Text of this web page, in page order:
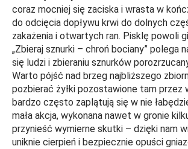
coraz mocniej się zaciska i wrasta w
do odcięcia dopływu krwi do dolnych
zakażenia i otwartych ran. Pisklę powoli
„Zbieraj sznurki – chroń bociany” polega
się ludzi i zbieraniu sznurków
Warto pójść nad brzeg najbliższego
pozbierać żyłki pozostawione tam przez
bardzo często zaplątują się w nie
mała akcja, wykonana nawet w gronie
przynieść wymierne skutki – dzięki nam
uniknie cierpień i bezpiecznie opuści